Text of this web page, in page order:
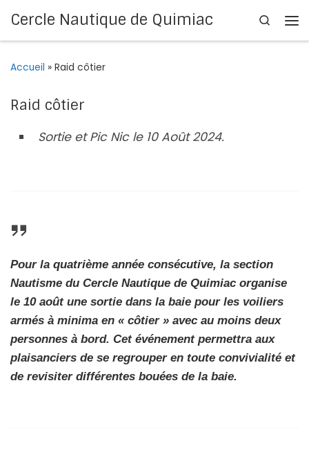
Passer au contenu
Cercle Nautique de Quimiac
Search
Accueil » Raid côtier
Raid côtier
Sortie et Pic Nic le 10 Août 2024.
Pour la quatrième année consécutive, la section
Nautisme du Cercle Nautique de Quimiac organise
le 10 août une sortie dans la baie pour les voiliers
armés à minima en « côtier » avec au moins deux
personnes à bord. Cet événement permettra aux
plaisanciers de se regrouper en toute convivialité et
de revisiter différentes bouées de la baie.